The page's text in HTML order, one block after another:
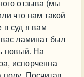
отзыва (мы
что нам такой
в суд я вам
ламинат был
новый. На
испорченна